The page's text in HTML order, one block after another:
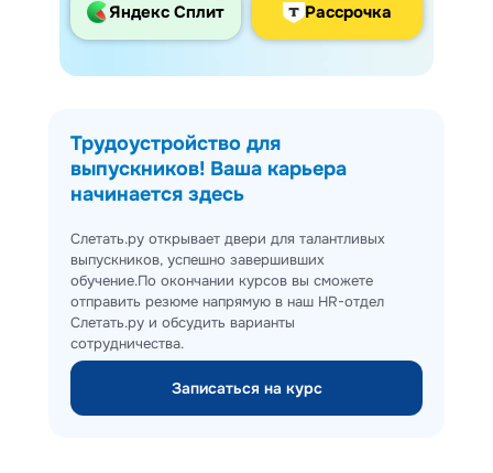
Яндекс Сплит Рассрочка
Трудоустройство для
выпускников! Ваша карьера
начинается здесь
Слетать.ру открывает двери для талантливых
выпускников, успешно завершивших
обучение.По окончании курсов вы сможете
отправить резюме напрямую в наш HR-отдел
Слетать.ру и обсудить варианты
сотрудничества.
Записаться на курс